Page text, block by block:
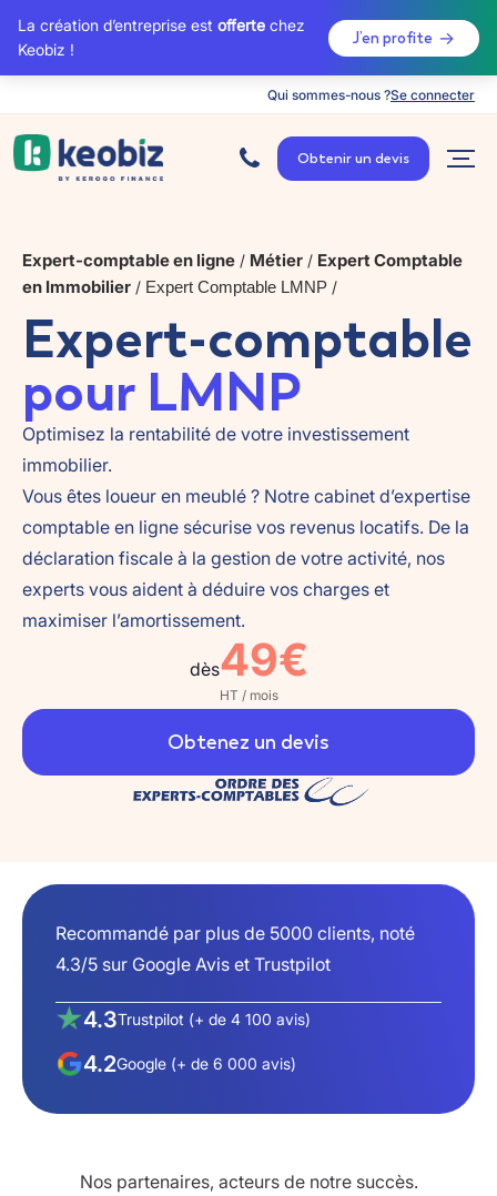
La création d’entreprise est offerte chez
Keobiz !
J’en profite
Qui sommes-nous ?Se connecter
c
c
u
Obtenir un devis
Expert-comptable en ligne / Métier / Expert Comptable
en Immobilier / Expert Comptable LMNP /
Expert-comptable
pour LMNP
Optimisez la rentabilité de votre investissement
immobilier.
Vous êtes loueur en meublé ? Notre cabinet d’expertise
comptable en ligne sécurise vos revenus locatifs. De la
déclaration fiscale à la gestion de votre activité, nos
experts vous aident à déduire vos charges et
maximiser l’amortissement.
dès49€
HT / mois
Obtenez un devis
Recommandé par plus de 5000 clients, noté
4.3/5 sur Google Avis et Trustpilot
4.3Trustpilot (+ de 4 100 avis)
4.2Google (+ de 6 000 avis)
Nos partenaires, acteurs de notre succès.